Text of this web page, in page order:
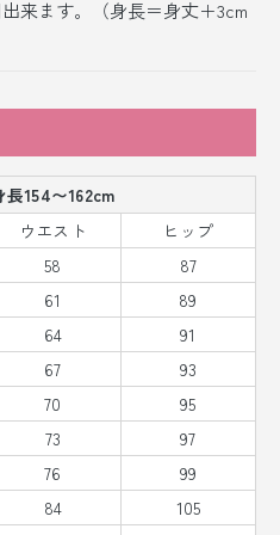
来ます。（身長＝身丈＋3cm
長154〜162cm
ウエスト
ヒップ
58
87
61
89
64
91
67
93
70
95
73
97
76
99
84
105